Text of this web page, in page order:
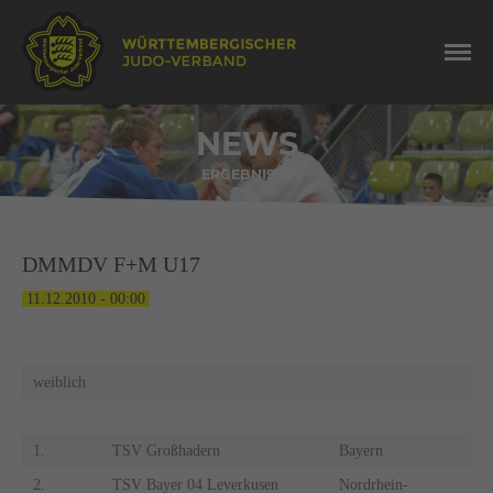
NEWS
ERGEBNISSE
DMMDV F+M U17
11.12.2010 - 00:00
weiblich
1. TSV Großhadern Bayern
2. TSV Bayer 04 Leverkusen
Nordrhein-